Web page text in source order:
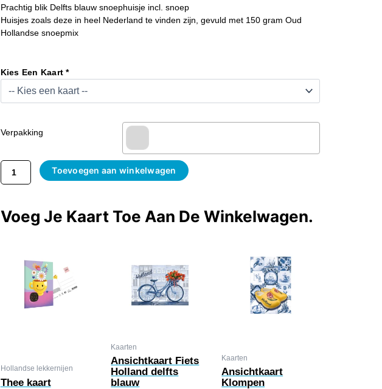
Prachtig blik Delfts blauw snoephuisje incl. snoep
Huisjes zoals deze in heel Nederland te vinden zijn, gevuld met 150 gram Oud
Hollandse snoepmix
Kies Een Kaart *
Verpakking
Huisje
Delfts
Blauw
Aantal
Toevoegen aan winkelwagen
Voeg Je Kaart Toe Aan De Winkelwagen.
Hollandse lekkernijen
Thee kaart
Kaarten
Ansichtkaart Fiets
Holland delfts
blauw
Kaarten
Ansichtkaart
Klompen